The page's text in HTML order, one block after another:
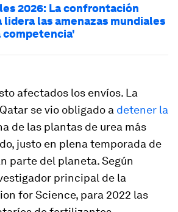
2026: La confrontación
lidera las amenazas mundiales
competencia'
afectados los envíos. La
se vio obligado a detener la
de las plantas de urea más
justo en plena temporada de
parte del planeta. Según
principal de la
for Science, para 2022 las